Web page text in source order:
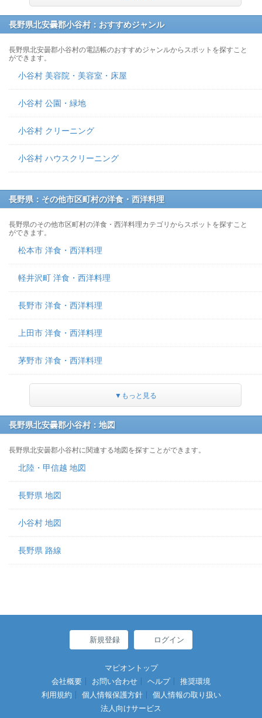
長野県北安曇郡小谷村：おすすめジャンル
長野県北安曇郡小谷村の電話帳のおすすめジャンルからスポットを探すこと
ができます。
小谷村 美容院・美容室・床屋
小谷村 公園・緑地
小谷村 クリーニング
小谷村 ハウスクリーニング
長野県：その他市区町村の洋食・西洋料理
長野県のその他市区町村の洋食・西洋料理カテゴリからスポットを探すこと
ができます。
松本市 洋食・西洋料理
軽井沢町 洋食・西洋料理
長野市 洋食・西洋料理
上田市 洋食・西洋料理
茅野市 洋食・西洋料理
▼もっと見る
長野県北安曇郡小谷村：地図
長野県北安曇郡小谷村に関連する地図を探すことができます。
北陸・甲信越 地図
長野県 地図
小谷村 地図
長野県 路線
新規登録 ログイン
マピオントップ
会社概要
お問い合わせ ヘルプ
推奨環境
利用規約
個人情報保護方針
個人情報の取り扱い
法人向けサービス